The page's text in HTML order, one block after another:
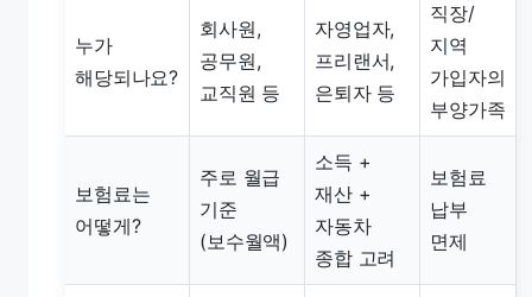
누가
해당되나요?
회사원,
공무원,
교직원 등
자영업자,
프리랜서,
은퇴자 등
직장/
지역
가입자의
부양가족
보험료는
어떻게?
주로 월급
기준
(보수월액)
소득 +
재산 +
자동차
종합 고려
보험료
납부
면제